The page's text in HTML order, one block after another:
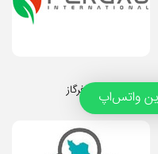
شرکت فرگازواتس‌اپ